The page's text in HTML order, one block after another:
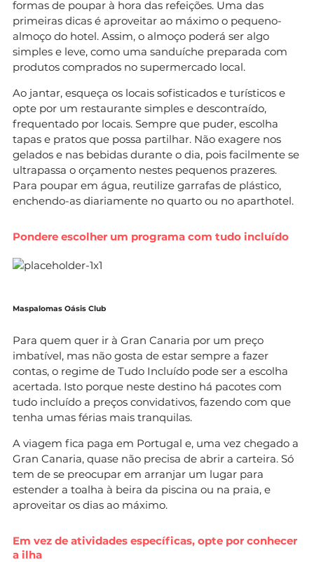
formas de poupar à hora das refeições. Uma das
primeiras dicas é aproveitar ao máximo o pequeno-
almoço do hotel. Assim, o almoço poderá ser algo
simples e leve, como uma sanduíche preparada com
produtos comprados no supermercado local.
Ao jantar, esqueça os locais sofisticados e turísticos e
opte por um restaurante simples e descontraído,
frequentado por locais. Sempre que puder, escolha
tapas e pratos que possa partilhar. Não exagere nos
gelados e nas bebidas durante o dia, pois facilmente se
ultrapassa o orçamento nestes pequenos prazeres.
Para poupar em água, reutilize garrafas de plástico,
enchendo-as diariamente no quarto ou no aparthotel.
Pondere escolher um programa com tudo incluído
Maspalomas Oásis Club
Para quem quer ir à Gran Canaria por um preço
imbatível, mas não gosta de estar sempre a fazer
contas, o regime de Tudo Incluído pode ser a escolha
acertada. Isto porque neste destino há pacotes com
tudo incluído a preços convidativos, fazendo com que
tenha umas férias mais tranquilas.
A viagem fica paga em Portugal e, uma vez chegado a
Gran Canaria, quase não precisa de abrir a carteira. Só
tem de se preocupar em arranjar um lugar para
estender a toalha à beira da piscina ou na praia, e
aproveitar os dias ao máximo.
Em vez de atividades específicas, opte por conhecer
a ilha